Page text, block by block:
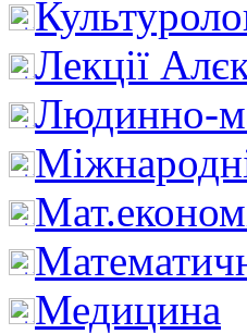
Лекції
Людинно-
Медицина